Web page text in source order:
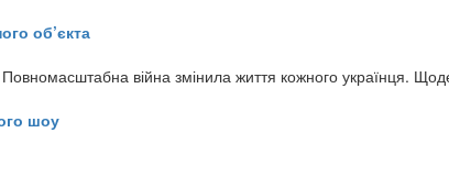
об’єкта
Повномасштабна війна змінила життя кожного українця.
шоу